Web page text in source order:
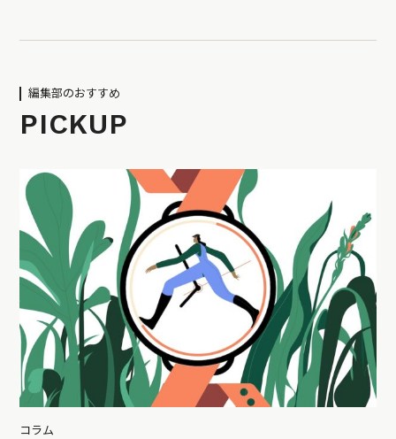
編集部のおすすめ
PICKUP
コラム